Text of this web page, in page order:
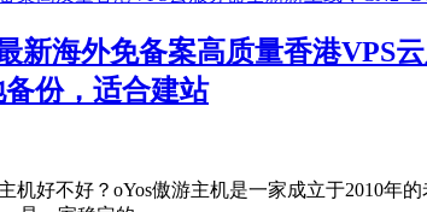
新海外免备案高质量香港VPS
份，适合建站
机好不好？oYos傲游主机是一家成立于2010